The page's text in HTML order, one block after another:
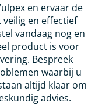
en ervaar de
en effectief
vandaag nog en
product is voor
Bespreek
waarbij u
altijd klaar om
advies.